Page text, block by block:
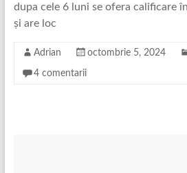
dupa cele 6 luni se ofera calificare
și are loc
Adrian octombrie 5, 2024
4 comentarii